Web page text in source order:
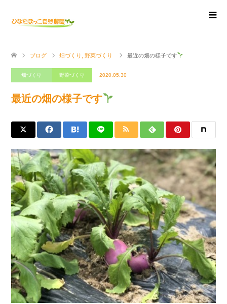
ブログ 畑づくり 野菜づくり 最近の畑の様子です
畑づくり 野菜づくり 2020.05.30
最近の畑の様子です